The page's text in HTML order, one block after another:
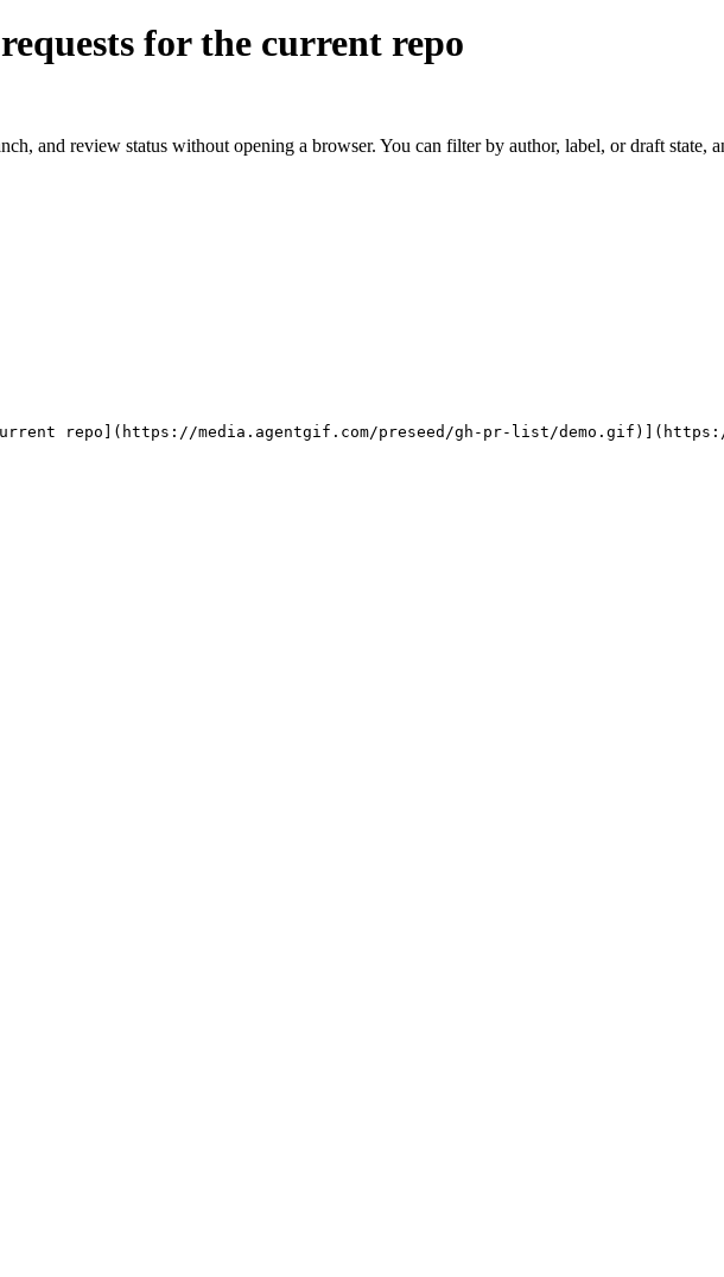
for the current repo
and review status without opening a browser. You can filter by author, label, or draft
repo](https://media.agentgif.com/preseed/gh-pr-list/